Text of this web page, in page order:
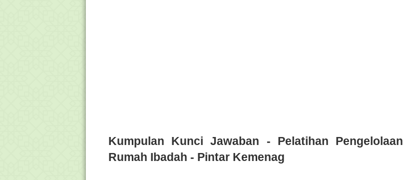
Kumpulan Kunci Jawaban - Pelatihan Pengelolaan
Rumah Ibadah - Pintar Kemenag